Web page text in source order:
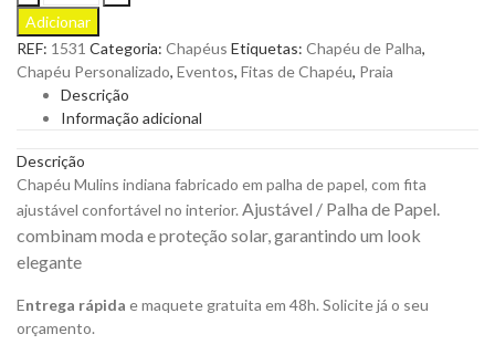
Mulins
Indiana
Fabricado
em
Palha
de
para
Personalizar
quantity
Adicionar
REF: 1531 Categoria: Chapéus Etiquetas: Chapéu de Palha,
Chapéu Personalizado, Eventos, Fitas de Chapéu, Praia
Descrição
Informação adicional
Descrição
Chapéu Mulins indiana fabricado em palha de papel, com fita
ajustável confortável no interior. Ajustável / Palha de Papel.
combinam moda e proteção solar, garantindo um look
elegante
Entrega rápida e maquete gratuita em 48h. Solicite já o seu
orçamento.